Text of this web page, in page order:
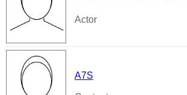
Actor
A7S